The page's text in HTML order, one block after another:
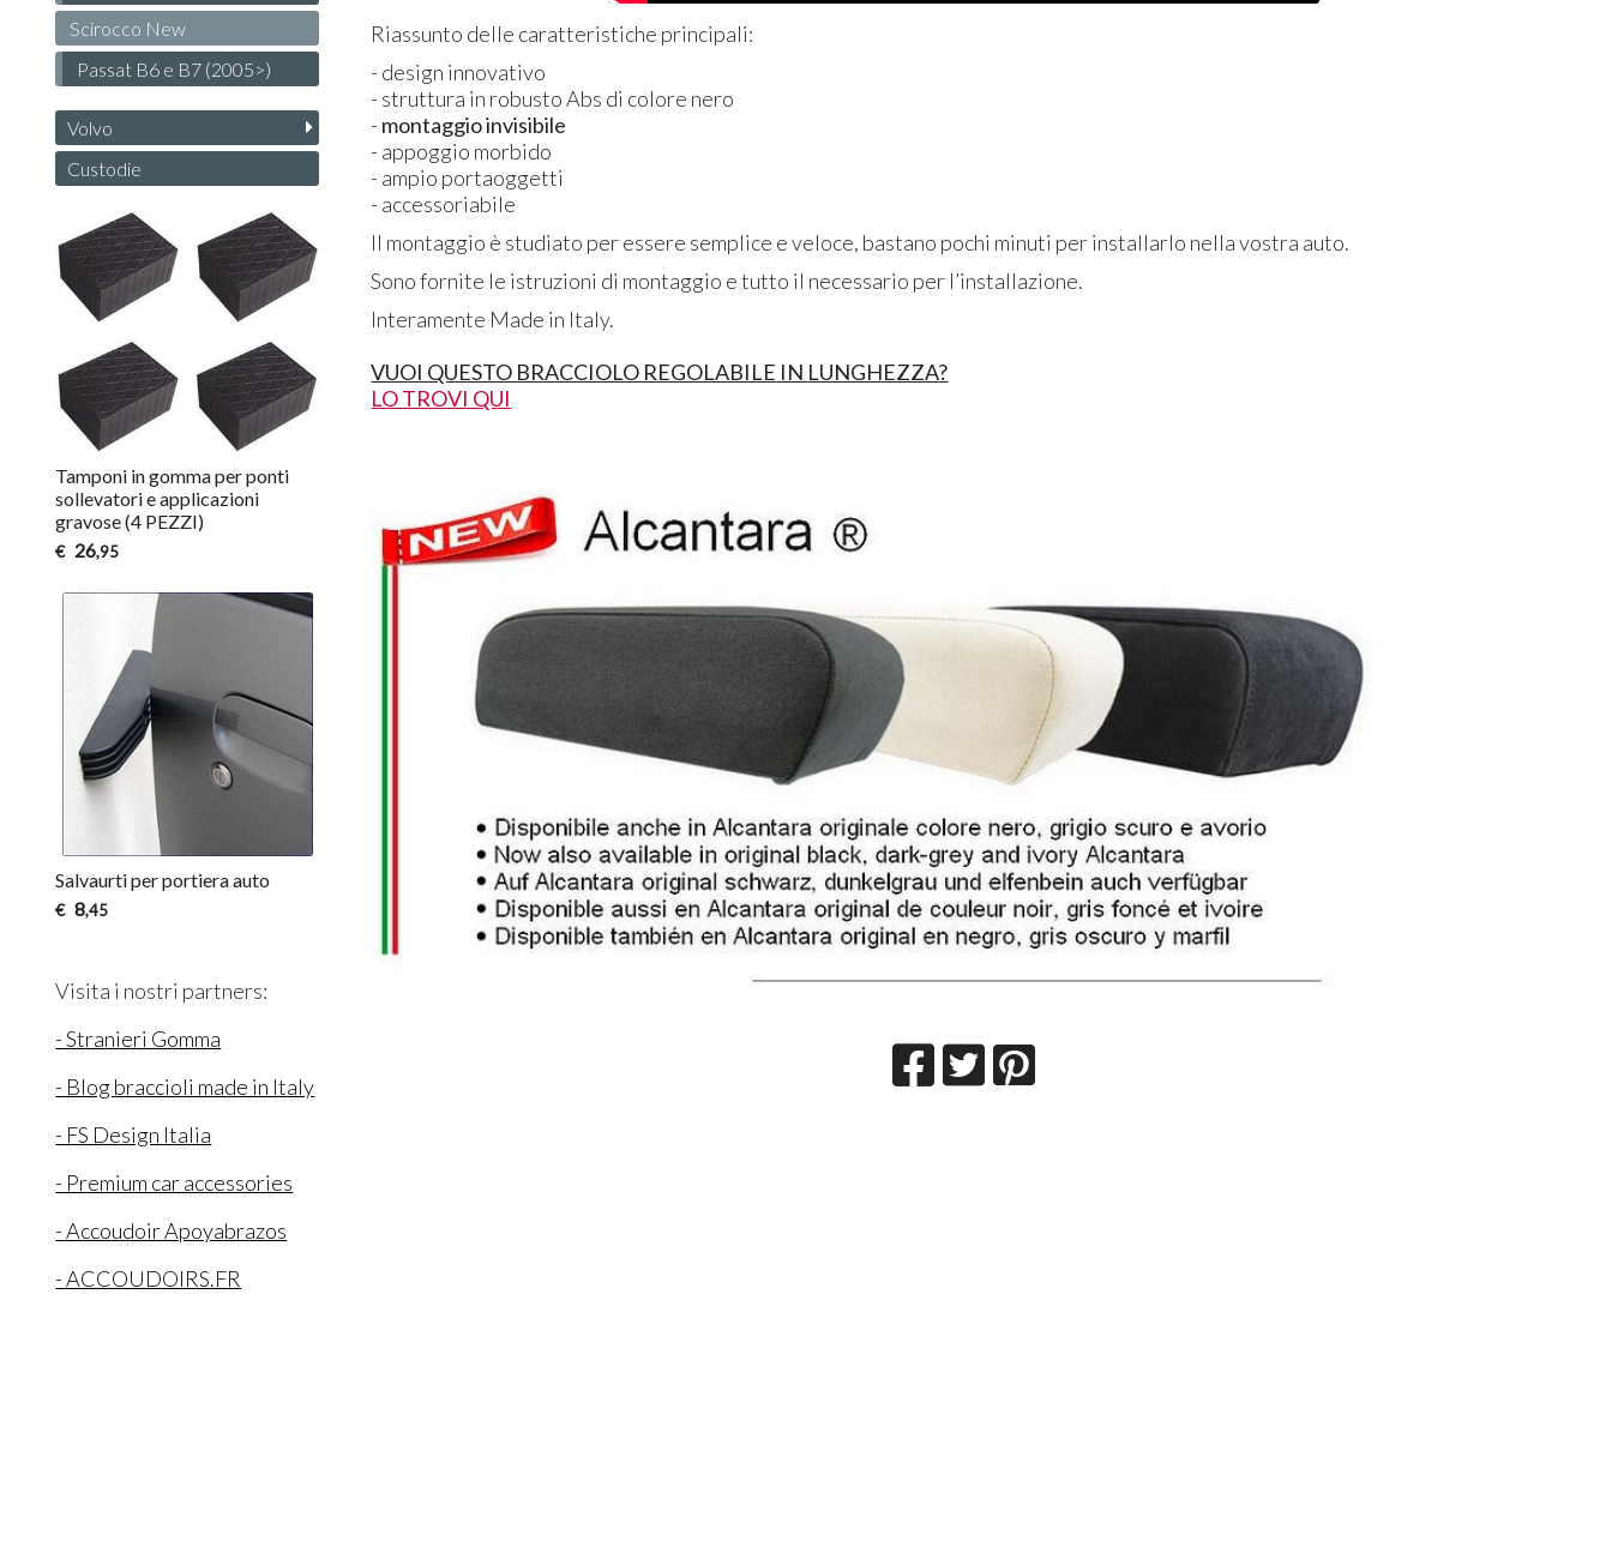
Riassunto delle caratteristiche principali:
- design innovativo
- struttura in robusto Abs di colore nero
- montaggio invisibile
- appoggio morbido
- ampio portaoggetti
- accessoriabile
Il montaggio è studiato per essere semplice e veloce, bastano pochi minuti per installarlo nella vostra auto.
Sono fornite le istruzioni di montaggio e tutto il necessario per l’installazione.
Interamente Made in Italy.
VUOI QUESTO BRACCIOLO REGOLABILE IN LUNGHEZZA?
LO TROVI QUI
Scirocco New
Passat B6 e B7 (2005>)
Volvo
Custodie
Tamponi in gomma per ponti
sollevatori e applicazioni
gravose (4 PEZZI)
€ 26,95
Salvaurti per portiera auto
€ 8,45
Visita i nostri partners:
- Stranieri Gomma
- Blog braccioli made in Italy
- FS Design Italia
- Premium car accessories
- Accoudoir Apoyabrazos
- ACCOUDOIRS.FR